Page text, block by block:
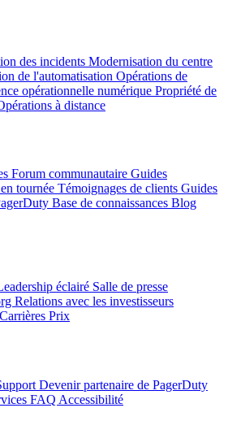
des incidents Modernisation du centre
de l'automatisation Opérations de
opérationnelle numérique Propriété de
à distance
Forum communautaire Guides
tournée Témoignages de clients Guides
Base de connaissances Blog
éclairé Salle de presse
Relations avec les investisseurs
Carrières Prix
Devenir partenaire de PagerDuty
FAQ Accessibilité